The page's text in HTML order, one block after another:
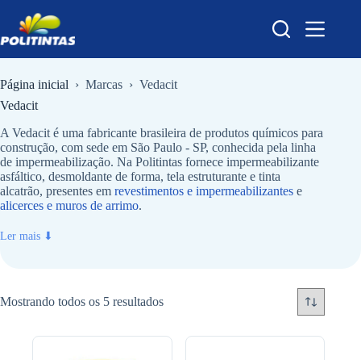
para
o
conteúdo
Página inicial › Marcas › Vedacit
Vedacit
A Vedacit é uma fabricante brasileira de produtos químicos para
construção, com sede em São Paulo - SP, conhecida pela linha
de impermeabilização. Na Politintas fornece impermeabilizante
asfáltico, desmoldante de forma, tela estruturante e tinta
alcatrão, presentes em revestimentos e impermeabilizantes e
alicerces e muros de arrimo.
Ler mais ⬇
Mostrando todos os 5 resultados